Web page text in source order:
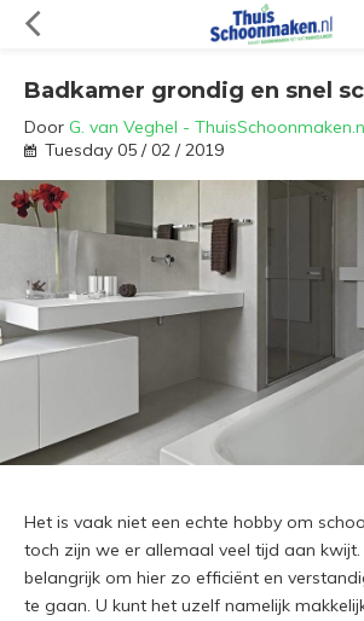
Badkamer grondig en snel
Door G. van Veghel -
Tuesday 05 / 02 / 2019
Het is vaak niet een echte hobby om
toch zijn we er allemaal veel tijd aan
belangrijk om hier zo efficiënt en
te gaan. U kunt het uzelf namelijk